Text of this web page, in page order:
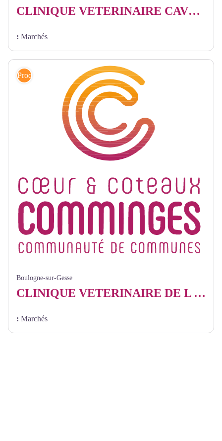
CLINIQUE VETERINAIRE CAVE CANEM
: Marchés
Produits locaux
Boulogne-sur-Gesse
CLINIQUE VETERINAIRE DE L AUBISQUE
: Marchés